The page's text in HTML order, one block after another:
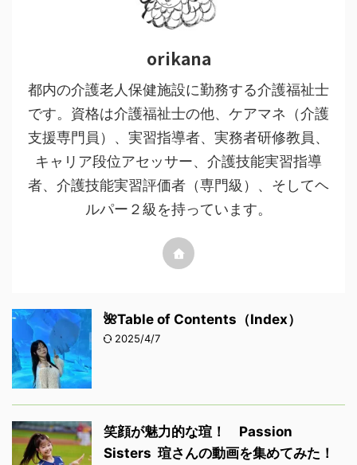
orikana
都内の介護老人保健施設に勤務する介護福祉士
です。資格は介護福祉士の他、ケアマネ（介護
支援専門員）、実習指導者、実務者研修教員、
キャリア段位アセッサー、介護技能実習指導
者、介護技能実習評価者（専門級）、そしてヘ
ルパー２級を持っています。
🌺Table of Contents（Index）
2025/4/7
笑顔が魅力的な瑄！ Passion
Sisters 瑄さんの動画を集めてみた！